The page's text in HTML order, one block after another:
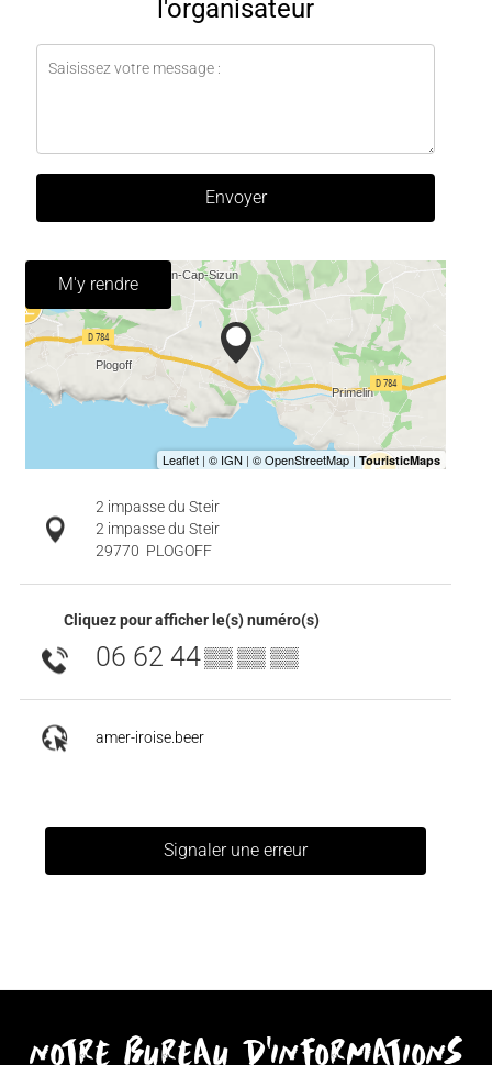
l'organisateur
Envoyer
M'y rendre
2 impasse du Steir
2 impasse du Steir
29770 PLOGOFF
Cliquez pour afficher le(s) numéro(s)
06 62 44▒▒ ▒▒ ▒▒
amer-iroise.beer
Signaler une erreur